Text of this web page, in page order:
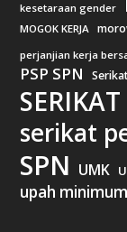
kesetaraan gender
MOGOK KERJA
perjanjian kerja
PSP SPN
SERIKAT
serikat
SPN UMK
upah minimum